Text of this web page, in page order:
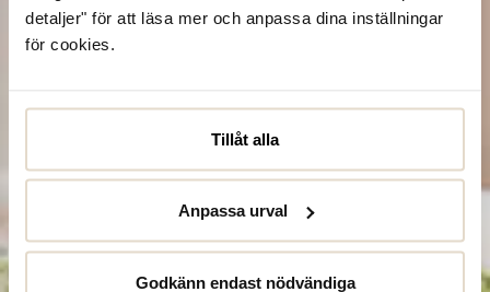
detaljer" för att läsa mer och anpassa dina inställningar
för cookies.
Tillåt alla
Anpassa urval
Godkänn endast nödvändiga